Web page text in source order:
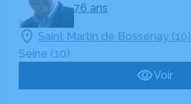
76 ans
Saint Martin de Bossenay (10)
Seine (10)
Voir